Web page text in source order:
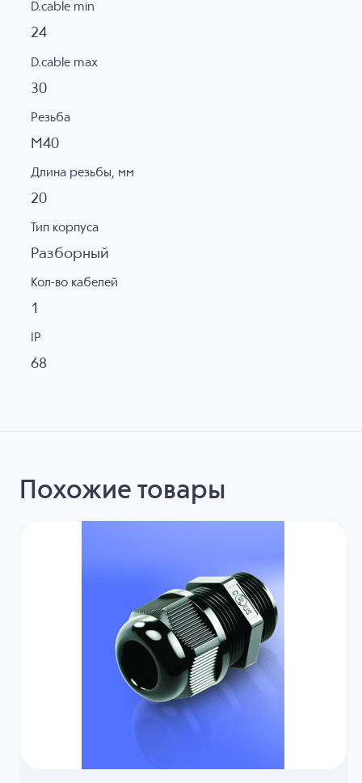
D.cable min
24
D.cable max
30
Резьба
M40
Длина резьбы, мм
20
Тип корпуса
Разборный
Кол-во кабелей
1
IP
68
Похожие товары